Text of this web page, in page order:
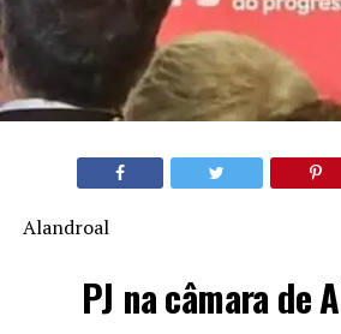
Alandroal
PJ na câmara de